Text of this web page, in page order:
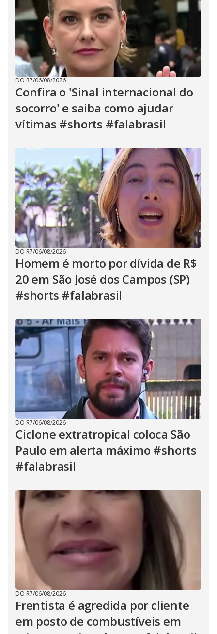
DO R7/06/08/2026
Confira o 'Sinal internacional do
socorro' e saiba como ajudar
vítimas #shorts #falabrasil
DO R7/06/08/2026
Homem é morto por dívida de R$
20 em São José dos Campos (SP)
#shorts #falabrasil
DO R7/06/08/2026
Ciclone extratropical coloca São
Paulo em alerta máximo #shorts
#falabrasil
DO R7/06/08/2026
Frentista é agredida por cliente
em posto de combustíveis em